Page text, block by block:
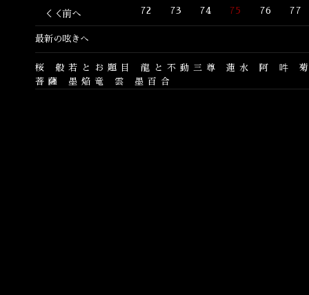
＜＜前へ 72 73 74 75 76 77
最新の呟きへ
桜 般若とお題目 龍と不動三尊 蓮水 阿 吽
菩薩
墨焔竜 雲 墨百合